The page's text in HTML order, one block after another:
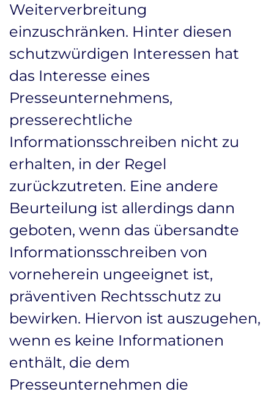
Weiterverbreitung
einzuschränken. Hinter diesen
schutzwürdigen Interessen hat
das Interesse eines
Presseunternehmens,
presserechtliche
Informationsschreiben nicht zu
erhalten, in der Regel
zurückzutreten. Eine andere
Beurteilung ist allerdings dann
geboten, wenn das übersandte
Informationsschreiben von
vorneherein ungeeignet ist,
präventiven Rechtsschutz zu
bewirken. Hiervon ist auszugehen,
wenn es keine Informationen
enthält, die dem
Presseunternehmen die